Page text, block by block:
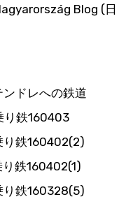
Blog (日
ドレへの鉄道
り鉄160403
り鉄160402(2)
鉄160402(1)
り鉄160328(5)